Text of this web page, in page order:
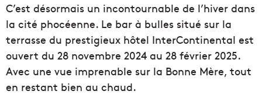
C’est désormais un incontournable de l’hiver dans
la cité phocéenne. Le bar à bulles situé sur la
terrasse du prestigieux hôtel InterContinental est
ouvert du 28 novembre 2024 au 28 février 2025.
Avec une vue imprenable sur la Bonne Mère, tout
en restant bien au chaud.